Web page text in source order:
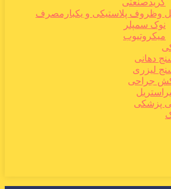
گریدصنعتی
وظروف پلاستیکی و یکبارمصرف
نوک سمپلر
میکروتیوب
دهانی
لیزری
جراحی
پزشکی